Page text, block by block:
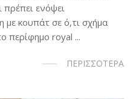
πρέπει ενόψει
με κουπάτ σε ό,τι σχήμα
περίφημο royal ...
ΠΕΡΙΣΣΟΤΕΡΑ